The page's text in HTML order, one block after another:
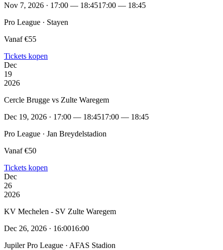
Nov 7, 2026 · 17:00 — 18:4517:00 — 18:45
Pro League · Stayen
Vanaf €55
Tickets kopen
Dec
19
2026
Cercle Brugge vs Zulte Waregem
Dec 19, 2026 · 17:00 — 18:4517:00 — 18:45
Pro League · Jan Breydelstadion
Vanaf €50
Tickets kopen
Dec
26
2026
KV Mechelen - SV Zulte Waregem
Dec 26, 2026 · 16:0016:00
Jupiler Pro League · AFAS Stadion